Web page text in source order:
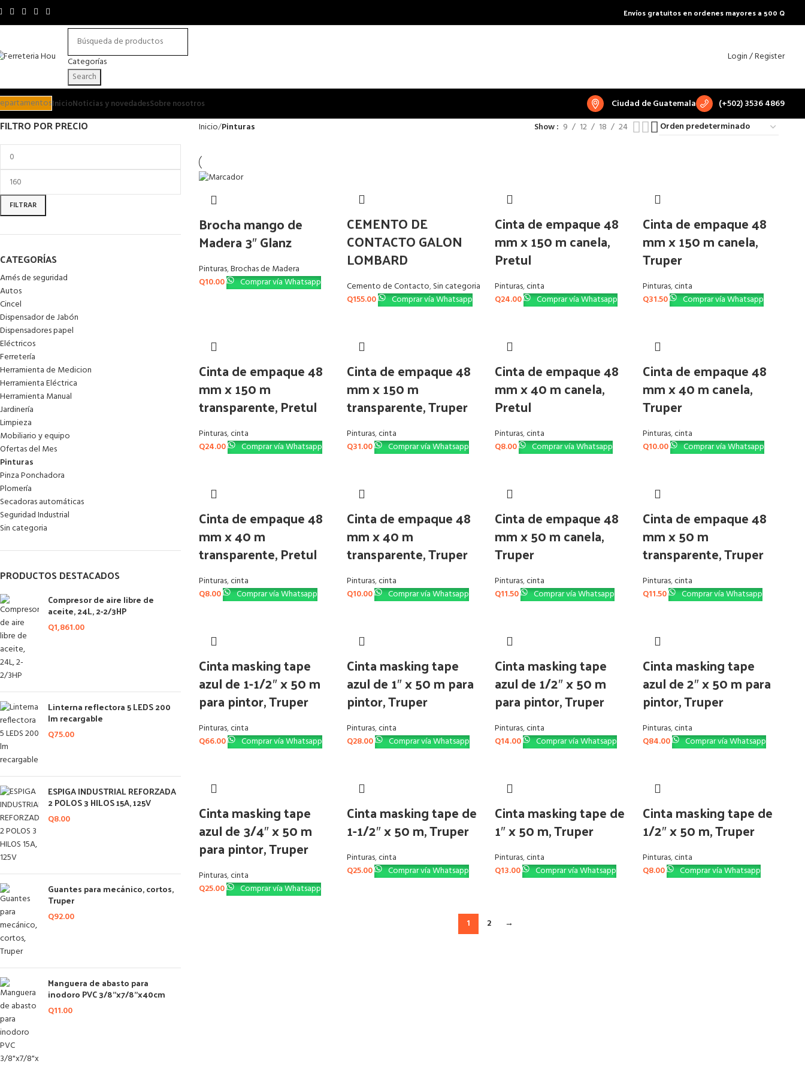
Envíos gratuitos en ordenes mayores a 500 Q
Categorías
Search
Login / Register
InicioNoticias y novedadesSobre nosotros Ciudad de Guatemala (+502) 3536 4869
FILTRO POR PRECIO
FILTRAR
CATEGORÍAS
Arnés de seguridad
Autos
Cincel
Dispensador de Jabón
Dispensadores papel
Eléctricos
Ferretería
Herramienta de Medicion
Herramienta Eléctrica
Herramienta Manual
Jardinería
Limpieza
Mobiliario y equipo
Ofertas del Mes
Pinturas
Pinza Ponchadora
Plomería
Secadoras automáticas
Seguridad Industrial
Sin categoria
PRODUCTOS DESTACADOS
Compresor de aire libre de
aceite, 24L, 2-2/3HP
Q1,861.00
Linterna reflectora 5 LEDS 200
lm recargable
Q75.00
ESPIGA INDUSTRIAL REFORZADA
2 POLOS 3 HILOS 15A, 125V
Q8.00
Guantes para mecánico, cortos,
Truper
Q92.00
Manguera de abasto para
inodoro PVC 3/8"x7/8"x40cm
Q11.00
Inicio Pinturas Show 9 12 18 24
Brocha mango de
Madera 3″ Glanz
Pinturas,Brochas de Madera
Q10.00 Comprar vía Whatsapp
CEMENTO DE
CONTACTO GALON
LOMBARD
Cemento de Contacto,Sin categoria
Q155.00 Comprar vía Whatsapp
Cinta de empaque 48
mm x 150 m canela,
Pretul
Pinturas,cinta
Q24.00 Comprar vía Whatsapp
Cinta de empaque 48
mm x 150 m canela,
Truper
Pinturas,cinta
Q31.50 Comprar vía Whatsapp
Cinta de empaque 48
mm x 150 m
transparente, Pretul
Pinturas,cinta
Q24.00 Comprar vía Whatsapp
Cinta de empaque 48
mm x 150 m
transparente, Truper
Pinturas,cinta
Q31.00 Comprar vía Whatsapp
Cinta de empaque 48
mm x 40 m canela,
Pretul
Pinturas,cinta
Q8.00 Comprar vía Whatsapp
Cinta de empaque 48
mm x 40 m canela,
Truper
Pinturas,cinta
Q10.00 Comprar vía Whatsapp
Cinta de empaque 48
mm x 40 m
transparente, Pretul
Pinturas,cinta
Q8.00 Comprar vía Whatsapp
Cinta de empaque 48
mm x 40 m
transparente, Truper
Pinturas,cinta
Q10.00 Comprar vía Whatsapp
Cinta de empaque 48
mm x 50 m canela,
Truper
Pinturas,cinta
Q11.50 Comprar vía Whatsapp
Cinta de empaque 48
mm x 50 m
transparente, Truper
Pinturas,cinta
Q11.50 Comprar vía Whatsapp
Cinta masking tape
azul de 1-1/2″ x 50 m
para pintor, Truper
Pinturas,cinta
Q66.00 Comprar vía Whatsapp
Cinta masking tape
azul de 1″ x 50 m para
pintor, Truper
Pinturas,cinta
Q28.00 Comprar vía Whatsapp
Cinta masking tape
azul de 1/2″ x 50 m
para pintor, Truper
Pinturas,cinta
Q14.00 Comprar vía Whatsapp
Cinta masking tape
azul de 2″ x 50 m para
pintor, Truper
Pinturas,cinta
Q84.00 Comprar vía Whatsapp
Cinta masking tape
azul de 3/4″ x 50 m
para pintor, Truper
Pinturas,cinta
Q25.00 Comprar vía Whatsapp
Cinta masking tape de
1-1/2″ x 50 m, Truper
Pinturas,cinta
Q25.00 Comprar vía Whatsapp
Cinta masking tape de
1″ x 50 m, Truper
Pinturas,cinta
Q13.00 Comprar vía Whatsapp
Cinta masking tape de
1/2″ x 50 m, Truper
Pinturas,cinta
Q8.00 Comprar vía Whatsapp
1 2 →